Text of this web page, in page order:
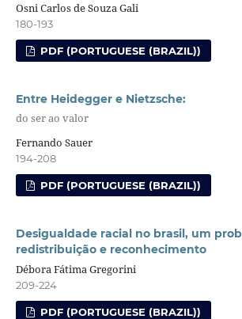
Osni Carlos de Souza Gali
180-193
PDF (PORTUGUESE (BRAZIL))
Entre Heidegger e Nietzsche:
do ser ao valor
Fernando Sauer
194-208
PDF (PORTUGUESE (BRAZIL))
Desigualdade racial no brasil, um
redistribuição e reconhecimento
Débora Fátima Gregorini
209-224
PDF (PORTUGUESE (BRAZIL))